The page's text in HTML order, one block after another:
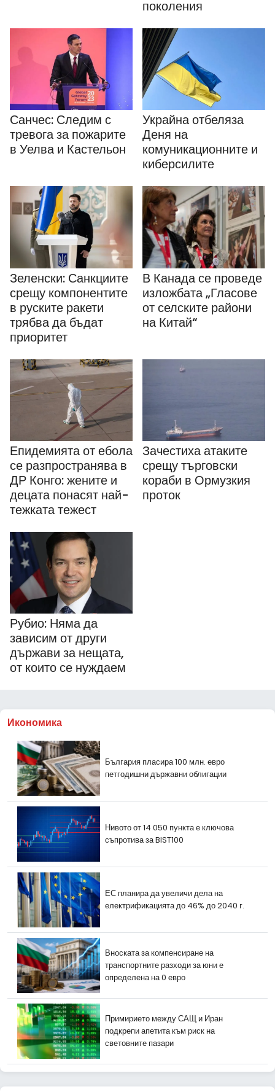
поколения
Санчес: Следим с
тревога за пожарите
в Уелва и Кастельон
Украйна отбеляза
Деня на
комуникационните и
киберсилите
Зеленски: Санкциите
срещу компонентите
в руските ракети
трябва да бъдат
приоритет
В Канада се проведе
изложбата „Гласове
от селските райони
на Китай“
Епидемията от ебола
се разпространява в
ДР Конго: жените и
децата понасят най-
тежката тежест
Зачестиха атаките
срещу търговски
кораби в Ормузкия
проток
Рубио: Няма да
зависим от други
държави за нещата,
от които се нуждаем
Икономика
България пласира 100 млн. евро
петгодишни държавни облигации
Нивото от 14 050 пункта е ключова
съпротива за BIST100
ЕС планира да увеличи дела на
електрификацията до 46% до 2040 г.
Вноската за компенсиране на
транспортните разходи за юни е
определена на 0 евро
Примирието между САЩ и Иран
подкрепи апетита към риск на
световните пазари